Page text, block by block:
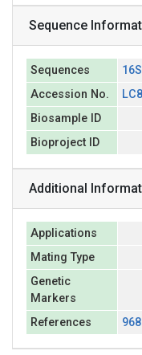
Sequence
Sequences
Accession No.
Biosample ID
Bioproject ID
Additional
Applications
Mating Type
Genetic
Markers
References